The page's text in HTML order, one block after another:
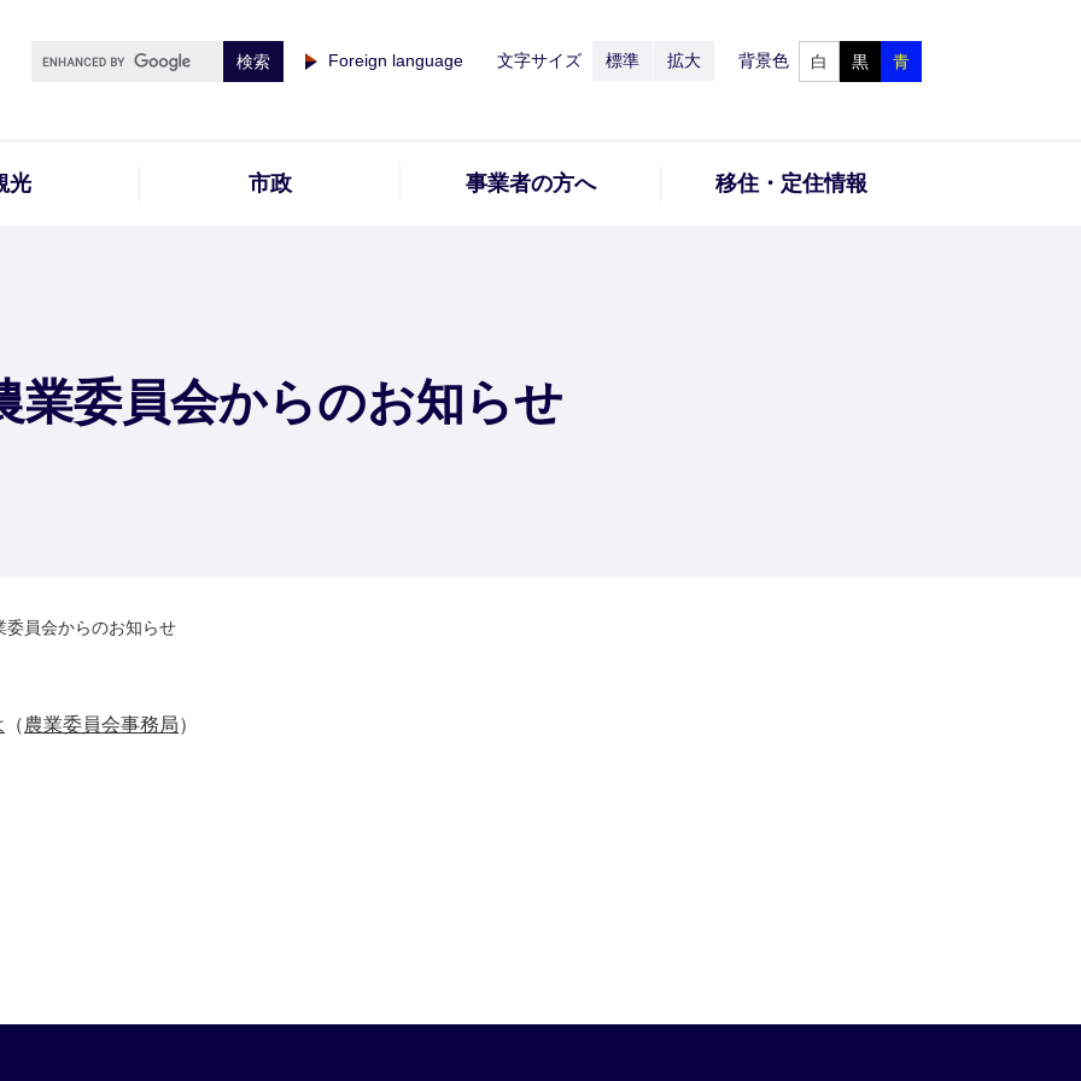
Foreign language 文字サイズ 標準 拡大 背景色 白 黒 青
光 市政 事業者の方へ 移住・定住情報
業委員会からのお知らせ
委員会からのお知らせ
（農業委員会事務局）